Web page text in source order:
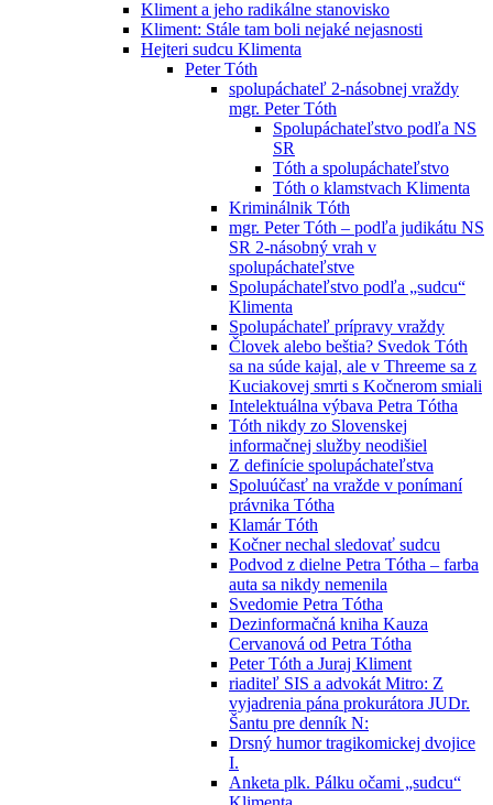
Kliment a jeho radikálne stanovisko
Kliment: Stále tam boli nejaké nejasnosti
Hejteri sudcu Klimenta
Peter Tóth
spolupáchateľ 2-násobnej vraždy
mgr. Peter Tóth
Spolupáchateľstvo podľa NS
SR
Tóth a spolupáchateľstvo
Tóth o klamstvach Klimenta
Kriminálnik Tóth
mgr. Peter Tóth – podľa judikátu NS
SR 2-násobný vrah v
spolupáchateľstve
Spolupáchateľstvo podľa „sudcu“
Klimenta
Spolupáchateľ prípravy vraždy
Človek alebo beštia? Svedok Tóth
sa na súde kajal, ale v Threeme sa z
Kuciakovej smrti s Kočnerom smiali
Intelektuálna výbava Petra Tótha
Tóth nikdy zo Slovenskej
informačnej služby neodišiel
Z definície spolupáchateľstva
Spoluúčasť na vražde v ponímaní
právnika Tótha
Klamár Tóth
Kočner nechal sledovať sudcu
Podvod z dielne Petra Tótha – farba
auta sa nikdy nemenila
Svedomie Petra Tótha
Dezinformačná kniha Kauza
Cervanová od Petra Tótha
Peter Tóth a Juraj Kliment
riaditeľ SIS a advokát Mitro: Z
vyjadrenia pána prokurátora JUDr.
Šantu pre denník N:
Drsný humor tragikomickej dvojice
I.
Anketa plk. Pálku očami „sudcu“